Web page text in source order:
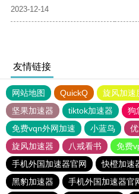
2023-12-14
友情链接
网站地图 QuickQ 旋风加速
坚果加速器
tiktok加速器
狗
免费vqn外网加速
小蓝鸟
旋风加速器
八戒看书
免费
手机外国加速器官网
快橙加速
黑豹加速器
手机外国加速器官